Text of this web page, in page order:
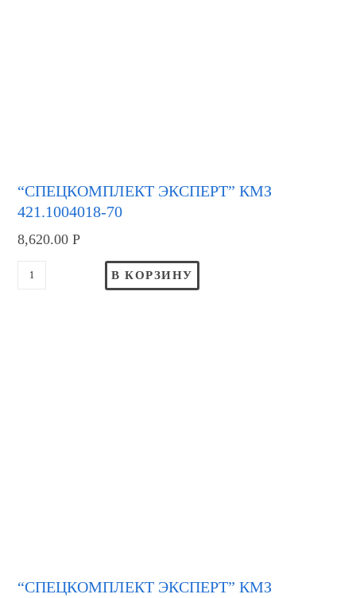
“СПЕЦКОМПЛЕКТ ЭКСПЕРТ” КМЗ
421.1004018-70
8,620.00Р
В КОРЗИНУ
“СПЕЦКОМПЛЕКТ ЭКСПЕРТ” КМЗ